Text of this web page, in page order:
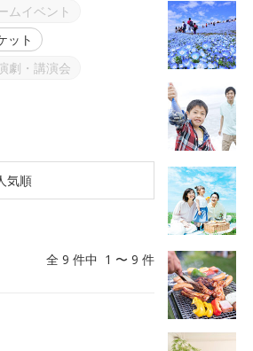
ムイベント
ット
劇・講演会
気順
全 9 件中 1 〜 9 件